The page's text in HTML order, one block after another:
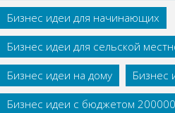
Бизнес идеи для начинающих
Бизнес идеи для сельской
Бизнес идеи на дому
Бизнес
Бизнес идеи с бюджетом